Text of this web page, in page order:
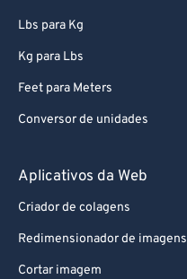
Lbs para Kg
Kg para Lbs
Feet para Meters
Conversor de unidades
Aplicativos da Web
Criador de colagens
Redimensionador de imagens
Cortar imagem